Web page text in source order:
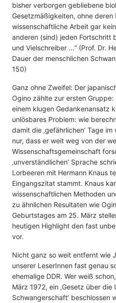
bisher verborgen gebliebene
Gesetzmäßigkeiten, ohne deren
wissenschaftliche Arbeit gar
anderen (sind) jeden Fortschritt
und Vielschreiber ...“ (Prof. Dr.
Dauer der menschlichen
150)
Ganz ohne Zweifel: Der
Ogino zählte zur ersten
einem klugen Gedankenansatz
unlösbares Problem: wie
damit die ‚gefährlichen’ Tage
nur, dass er weit weg von der
Wissenschaftsgemeinschaft
‚unverständlichen’ Sprache
Lorbeeren mit Hermann Knaus
Eingangszitat stammt. Knaus
wissenschaftlichen Methoden
zu ähnlichen Resultaten wie
Geburtstages am 25. März
heutigen Highlight den fast
vor.
Nicht ganz so weit entfernt wie
unserer LeserInnen fast genau
ehemalige DDR. Wer weiß
März 1972, ein ‚Gesetz über
Schwangerschaft’ beschlossen